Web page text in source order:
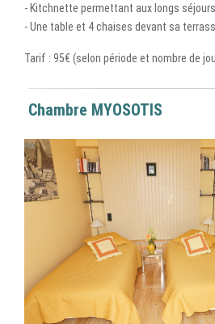
- Kitchnette permettant aux longs
- Une table et 4 chaises devant sa
Tarif : 95€ (selon période et nombre de
Chambre MYOSOTIS